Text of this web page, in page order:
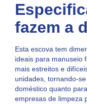
fazem a
Esta escova tem
ideais para manuseio
mais estreitos e
unidades, tornando-
doméstico quanto
empresas de limpeza